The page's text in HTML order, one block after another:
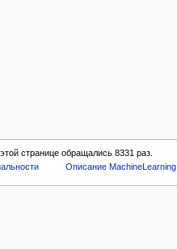
этой странице обращались 8331 раз.
Описание MachineLearning